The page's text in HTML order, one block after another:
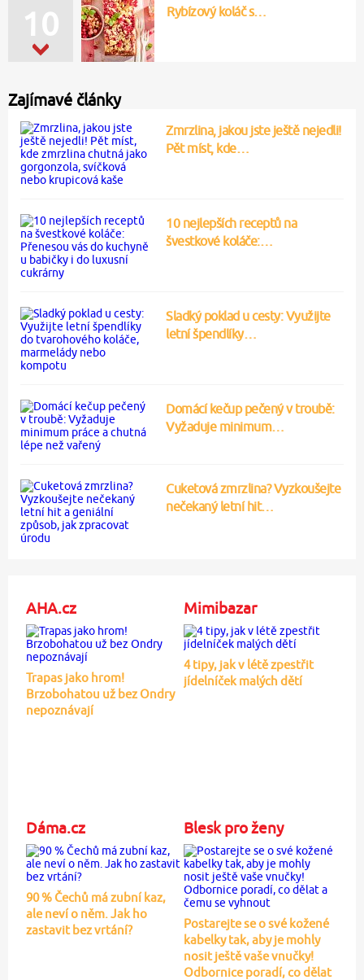
10 Rybízový koláč s…
Zajímavé články
Zmrzlina, jakou jste ještě nejedli!
Pět míst, kde…
10 nejlepších receptů na
švestkové koláče:…
Sladký poklad u cesty: Využijte
letní špendlíky…
Domácí kečup pečený v troubě:
Vyžaduje minimum…
Cuketová zmrzlina? Vyzkoušejte
nečekaný letní hit…
AHA.cz
Trapas jako hrom!
Brzobohatou už bez Ondry
nepoznávají
Mimibazar
4 tipy, jak v létě zpestřit
jídelníček malých dětí
Dáma.cz
90 % Čechů má zubní kaz,
ale neví o něm. Jak ho
zastavit bez vrtání?
Blesk pro ženy
Postarejte se o své kožené
kabelky tak, aby je mohly
nosit ještě vaše vnučky!
Odbornice poradí, co dělat